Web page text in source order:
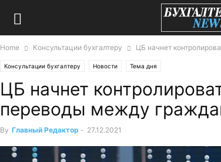
Home Консультации бухгалтеру ЦБ начнет
Консультации бухгалтеру Новости Тема дня
ЦБ начнет
переводы между
By Главный Редактор - 27.12.2021